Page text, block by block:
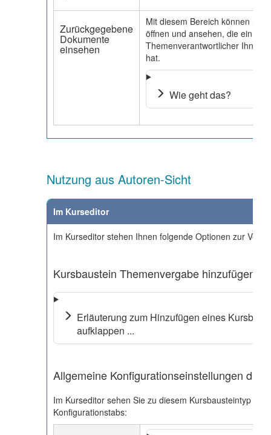
Zurückgegebene
Dokumente
einsehen
Mit diesem Bereich können Sie
öffnen und ansehen, die ein
Themenverantwortlicher Ihnen
hat.
Wie geht das?
Nutzung aus Autoren-Sicht
Im Kurseditor
Im Kurseditor stehen Ihnen folgende Optionen zur
Kursbaustein Themenvergabe hinzufügen
Erläuterung zum Hinzufügen eines
aufklappen ...
Allgemeine Konfigurationseinstellungen
Im Kurseditor sehen Sie zu diesem Kursbausteintyp
Konfigurationstabs: